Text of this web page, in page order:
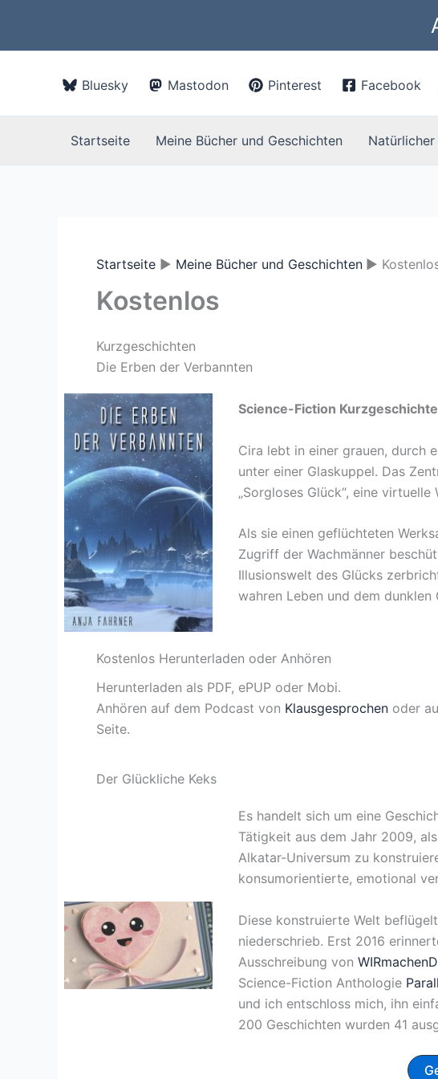
springen
Bluesky Mastodon Pinterest Facebook
Startseite Meine Bücher und Geschichten Natürlicher
Startseite Meine Bücher und Geschichten
Kostenlos
Kurzgeschichten
Die Erben der Verbannten
Science-Fiction Kurzgeschichte
Cira lebt in einer grauen, durch
unter einer Glaskuppel. Das
„Sorgloses Glück“, eine virtuelle
Als sie einen geflüchteten
Zugriff der Wachmänner
Illusionswelt des Glücks
wahren Leben und dem
Kostenlos Herunterladen oder Anhören
Herunterladen als PDF, ePUP oder Mobi.
Anhören auf dem Podcast von Klausgesprochen oder
Seite.
Der Glückliche Keks
Es handelt sich um eine
Tätigkeit aus dem Jahr 2009,
Alkatar-Universum zu
konsumorientierte, emotional
Diese konstruierte Welt
niederschrieb. Erst 2016
Ausschreibung von
Science-Fiction Anthologie
und ich entschloss mich, ihn
200 Geschichten wurden 41